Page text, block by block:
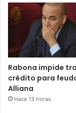
Rabona impide
crédito para
Alliana
Hace 13 horas